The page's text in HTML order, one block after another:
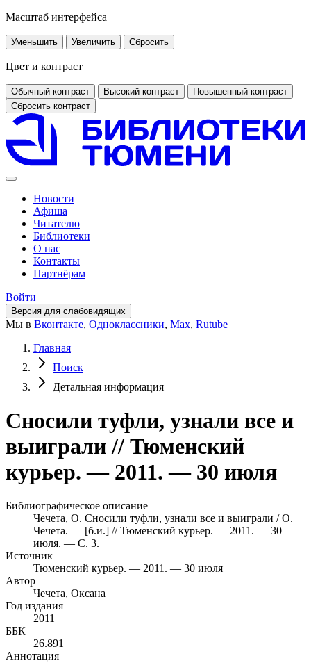
Масштаб интерфейса
Уменьшить Увеличить Сбросить
Цвет и контраст
Обычный контраст Высокий контраст
Повышенный контраст
Сбросить контраст
Новости
Афиша
Читателю
Библиотеки
О нас
Контакты
Партнёрам
Войти
Версия для слабовидящих
Мы в Вконтакте, Одноклассники, Max, Rutube
Главная
Поиск
Детальная информация
Сносили туфли, узнали все и
выиграли // Тюменский
курьер. — 2011. — 30 июля
Библиографическое описание
Чечета, О. Сносили туфли, узнали все и выиграли / О.
Чечета. — [б.и.] // Тюменский курьер. — 2011. — 30
июля. — С. 3.
Источник
Тюменский курьер. — 2011. — 30 июля
Автор
Чечета, Оксана
Год издания
2011
ББК
26.891
Аннотация